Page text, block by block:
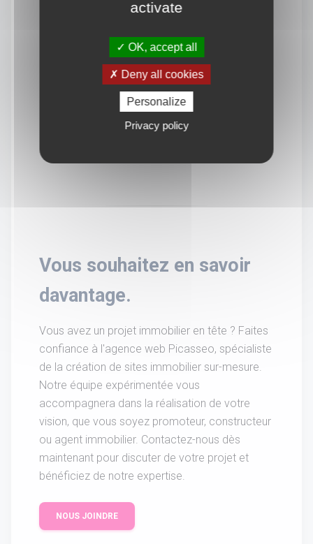
Vous souhaitez en savoir
davantage.
Vous avez un projet immobilier en tête ? Faites
confiance à l'agence web Picasseo, spécialiste
de la création de sites immobilier sur-mesure.
Notre équipe expérimentée vous
accompagnera dans la réalisation de votre
vision, que vous soyez promoteur, constructeur
ou agent immobilier. Contactez-nous dès
maintenant pour discuter de votre projet et
bénéficiez de notre expertise.
NOUS JOINDRE
activate
OK, accept all
Deny all cookies
Personalize
Privacy policy